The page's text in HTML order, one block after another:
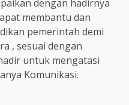
dengan hadirnya
membantu dan
pemerintah demi
, sesuai dengan
untuk mengatasi
Komunikasi.